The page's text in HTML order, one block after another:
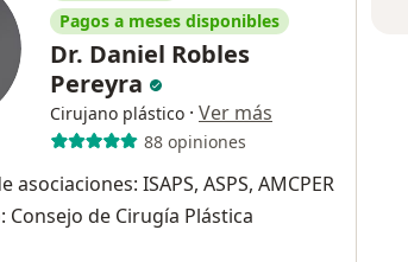
Pagos a meses disponibles
Dr. Daniel Robles
Pereyra
Cirujano plástico · Ver más
88 opiniones
asociaciones: ISAPS, ASPS, AMCPER
Consejo de Cirugía Plástica